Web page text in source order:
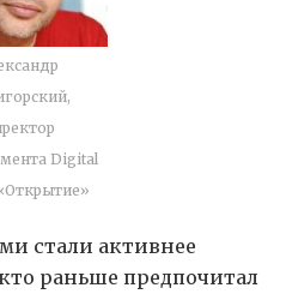
Digital
стали активнее
раньше предпочитал